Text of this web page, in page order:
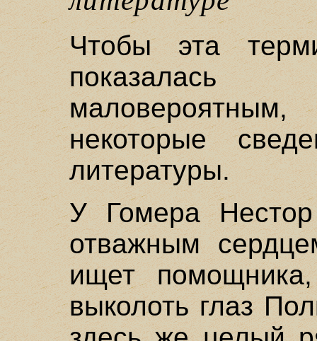
Чтобы эта
показалась
некоторые
литературы.
У Гомера
отважным
ищет
выколоть глаз